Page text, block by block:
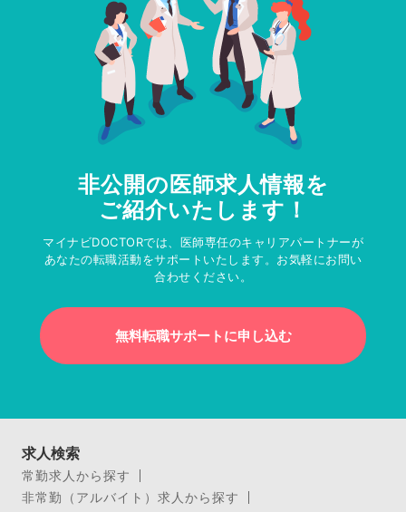
非公開の医師求人情報を
ご紹介いたします！
マイナビDOCTORでは、医師専任のキャリアパートナーが
あなたの転職活動をサポートいたします。お気軽にお問い
合わせください。
無料転職サポートに申し込む
求人検索
常勤求人から探す
非常勤（アルバイト）求人から探す